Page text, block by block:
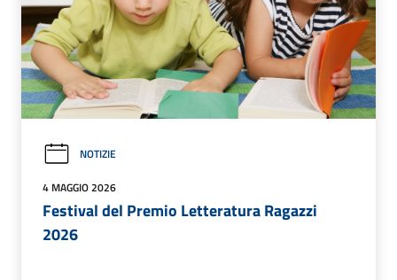
NOTIZIE
4 MAGGIO 2026
Festival del Premio Letteratura Ragazzi
2026